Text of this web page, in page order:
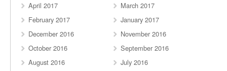
April 2017
March 2017
February 2017
January 2017
December 2016
November 2016
October 2016
September 2016
August 2016
July 2016